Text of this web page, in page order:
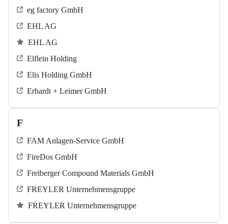
eg factory GmbH
EHL AG
EHL AG
Elflein Holding
Elis Holding GmbH
Erhardt + Leimer GmbH
F
FAM Anlagen-Service GmbH
FireDos GmbH
Freiberger Compound Materials GmbH
FREYLER Unternehmensgruppe
FREYLER Unternehmensgruppe